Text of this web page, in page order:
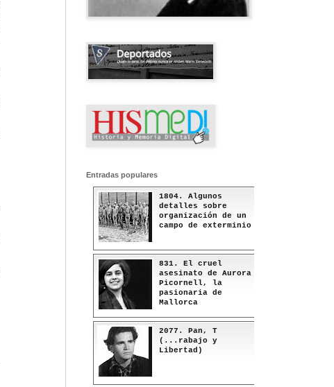
Entradas populares
1804. Algunos
detalles sobre
organización de un
campo de exterminio
831. El cruel
asesinato de Aurora
Picornell, la
pasionaria de
Mallorca
2077. Pan, T
(...rabajo y
Libertad)